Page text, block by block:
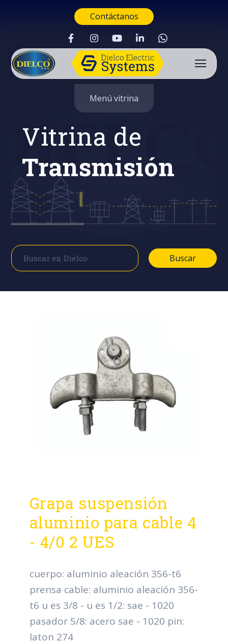
Contáctanos
Buscar
Menú vitrina
Vitrina de
Transmisión
Buscar
Buscar
Grapa suspensión
aluminio para cable 4
- 4/0 2 UES
cuerpo: aluminio aleación 356-t6
prensa cable: aluminio aleación 356-
t6 u es 3/8 - u es 1/2: sae - 1020
pasador 5/8: acero sae - 1020 pin:
laton 274